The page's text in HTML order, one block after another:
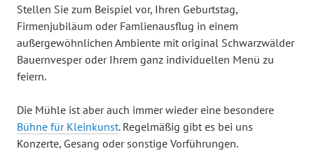
Stellen Sie zum Beispiel vor, Ihren Geburtstag,
Firmenjubiläum oder Famlienausflug in einem
außergewöhnlichen Ambiente mit original Schwarzwälder
Bauernvesper oder Ihrem ganz individuellen Menü zu
feiern.
Die Mühle ist aber auch immer wieder eine besondere
Bühne für Kleinkunst. Regelmäßig gibt es bei uns
Konzerte, Gesang oder sonstige Vorführungen.